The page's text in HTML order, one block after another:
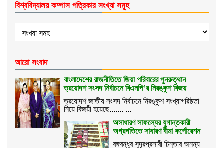
বিশ্ববিদ্যালয় কম্পাস পত্রিকার সংখ্যা সমূহ
আরো সংবাদ
বাংলাদেশের রাজনীতিতে জিয়া পরিবারের পুনরুত্থান
ত্রয়োদশ সংসদ নির্বাচনে বিএনপি’র নিরঙ্কুশ বিজয়
ত্রয়োদশ জাতীয় সংসদ নির্বাচনে নিরঙ্কুশ সংখ্যাগরিষ্ঠতা
নিয়ে বিজয়ী হয়েছে....... ...
অসাধারণ সাফল্যের যুগান্তকারী
অগ্রগতিতে সাধারণ বীমা কর্পোরেশন
বঙ্গবন্ধুর সুদূরপ্রসারী চিন্তার অনন্য